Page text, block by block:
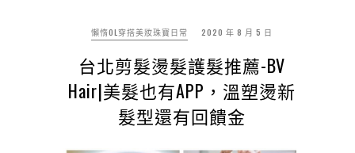
懶惰OL穿搭美妝珠寶日常 2020 年 8 月 5 日
台北剪髮燙髮護髮推薦-BV
Hair|美髮也有APP，溫塑燙新
髮型還有回饋金